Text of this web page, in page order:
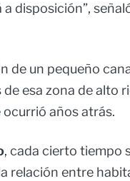
disposición”,
de un pequeño
esa zona de alto
años atrás.
, cada cierto tiempo
relación entre